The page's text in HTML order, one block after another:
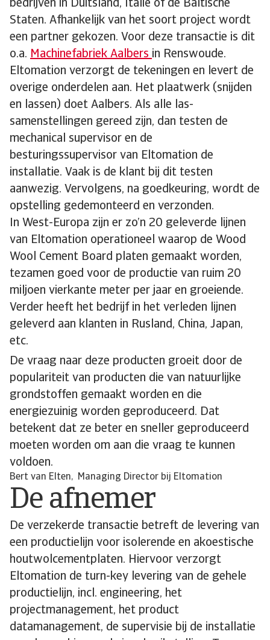
bedrijven in Duitsland, Italië of de Baltische
Staten. Afhankelijk van het soort project wordt
een partner gekozen. Voor deze transactie is dit
o.a. Machinefabriek Aalbers in Renswoude.
Eltomation verzorgt de tekeningen en levert de
overige onderdelen aan. Het plaatwerk (snijden
en lassen) doet Aalbers. Als alle las-
samenstellingen gereed zijn, dan testen de
mechanical supervisor en de
besturingssupervisor van Eltomation de
installatie. Vaak is de klant bij dit testen
aanwezig. Vervolgens, na goedkeuring, wordt de
opstelling gedemonteerd en verzonden.
In West-Europa zijn er zo’n 20 geleverde lijnen
van Eltomation operationeel waarop de Wood
Wool Cement Board platen gemaakt worden,
tezamen goed voor de productie van ruim 20
miljoen vierkante meter per jaar en groeiende.
Verder heeft het bedrijf in het verleden lijnen
geleverd aan klanten in Rusland, China, Japan,
etc.
De vraag naar deze producten groeit door de
populariteit van producten die van natuurlijke
grondstoffen gemaakt worden en die
energiezuinig worden geproduceerd. Dat
betekent dat ze beter en sneller geproduceerd
moeten worden om aan die vraag te kunnen
voldoen.
Bert van Elten, Managing Director bij Eltomation
De afnemer
De verzekerde transactie betreft de levering van
een productielijn voor isolerende en akoestische
houtwolcementplaten. Hiervoor verzorgt
Eltomation de turn-key levering van de gehele
productielijn, incl. engineering, het
projectmanagement, het product
datamanagement, de supervisie bij de installatie